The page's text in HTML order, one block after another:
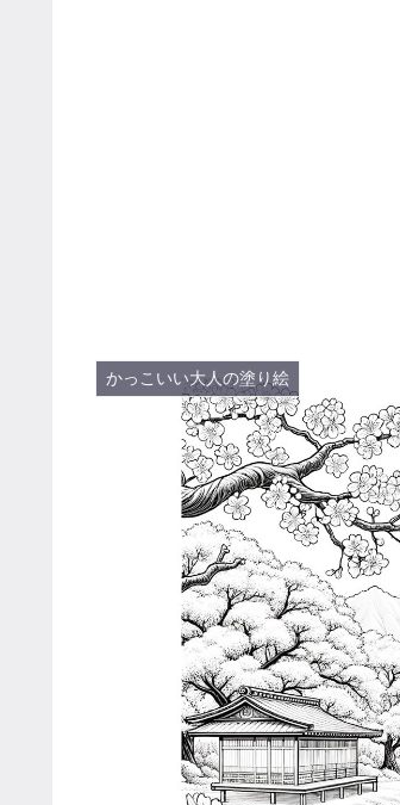
かっこいい大人の塗り絵